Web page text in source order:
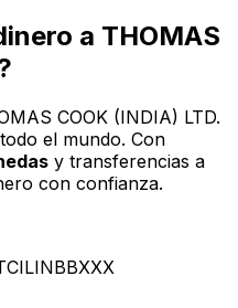
a THOMAS
COOK (INDIA) LTD.
el mundo. Con
y transferencias a
con confianza.